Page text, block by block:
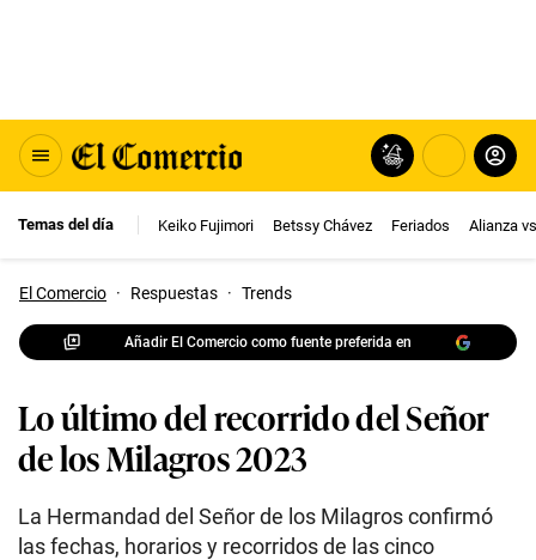
Temas del día Keiko Fujimori Betssy Chávez Feriados Alianza
El Comercio · Respuestas · Trends
Añadir El Comercio como fuente preferida en
Lo último del recorrido del Señor
de los Milagros 2023
La Hermandad del Señor de los Milagros confirmó
las fechas, horarios y recorridos de las cinco